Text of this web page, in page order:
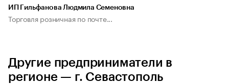
ИП Гильфанова Людмила Семеновна
Торговля розничная по почте...
Другие предприниматели в
регионе — г. Севастополь